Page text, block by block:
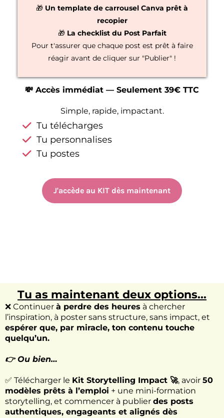
🎁 Un template de carrousel Canva prêt à
recopier
🎁 La checklist du Post Parfait
Pour t'assurer que chaque post est prêt à faire
réagir avant de cliquer sur "Publier" !
💸 Accès immédiat — Seulement 39€ TTC
Simple, rapide, impactant.
Tu télécharges
Tu personnalises
Tu postes
J'accède au KIT dès maintenant
Tu as maintenant deux options...
❌ Continuer à perdre des heures à chercher
l’inspiration, à poster sans structure, sans impact, et
espérer que, par miracle, ton contenu touche
quelqu’un.
👉 Ou bien…
✅ Télécharger le Kit Storytelling Impact 🚀, avoir 50
modèles prêts à l’emploi + une mini-formation
storytelling, et commencer à publier des posts
authentiques, engageants et alignés dès